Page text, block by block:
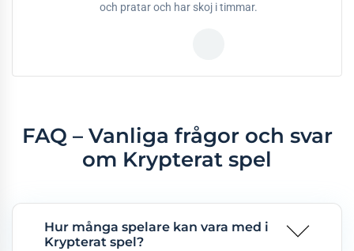
och pratar och har skoj i timmar.
FAQ – Vanliga frågor och svar
om Krypterat spel
Hur många spelare kan vara med i
Krypterat spel?